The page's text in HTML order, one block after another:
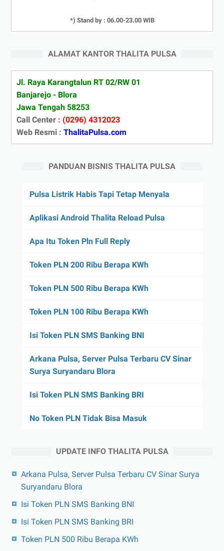
*) Stand by : 06.00-23.00 WIB
ALAMAT KANTOR THALITA PULSA
Jl. Raya Karangtalun RT 02/RW 01
Banjarejo - Blora
Jawa Tengah 58253
Call Center : (0296) 4312023
Web Resmi : ThalitaPulsa.com
PANDUAN BISNIS THALITA PULSA
Pulsa Listrik Habis Tapi Tetap Menyala
Aplikasi Android Thalita Reload Pulsa
Apa Itu Token Pln Full Reply
Token PLN 200 Ribu Berapa KWh
Token PLN 500 Ribu Berapa KWh
Token PLN 100 Ribu Berapa KWh
Isi Token PLN SMS Banking BNI
Arkana Pulsa, Server Pulsa Terbaru CV Sinar
Surya Suryandaru Blora
Isi Token PLN SMS Banking BRI
No Token PLN Tidak Bisa Masuk
UPDATE INFO THALITA PULSA
Arkana Pulsa, Server Pulsa Terbaru CV Sinar Surya
Suryandaru Blora
Isi Token PLN SMS Banking BNI
Isi Token PLN SMS Banking BRI
Token PLN 500 Ribu Berapa KWh